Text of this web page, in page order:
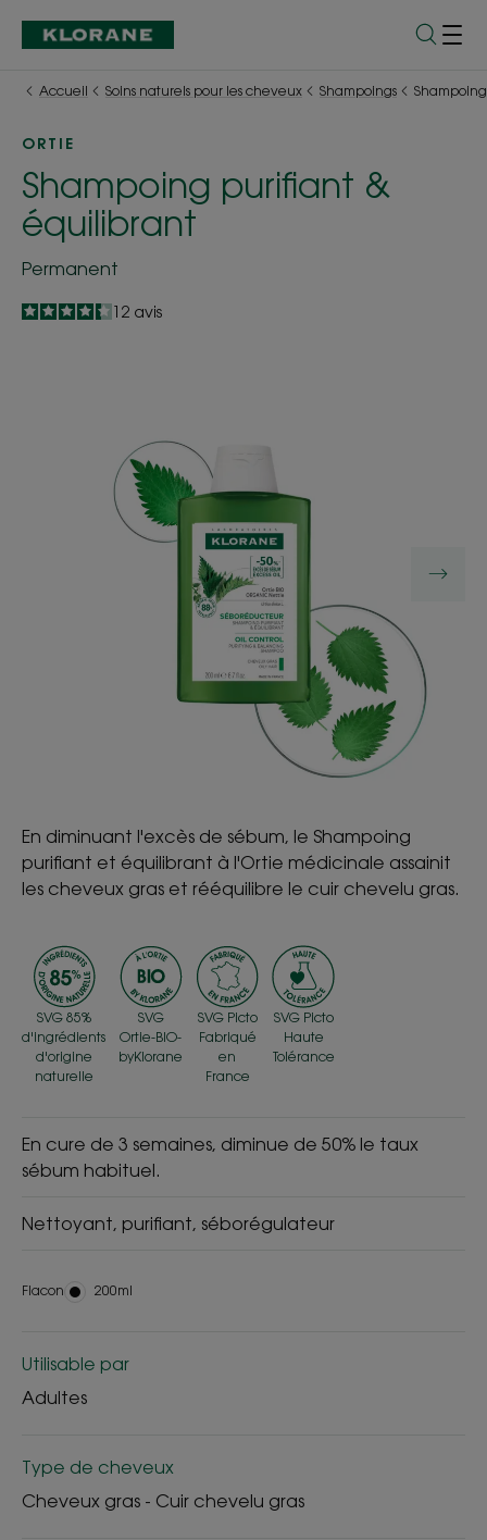
Accueil Soins naturels pour les cheveux Shampoings
ORTIE
Shampoing purifiant &
équilibrant
Permanent
4.3
/512 avis
En diminuant l'excès de sébum, le Shampoing
purifiant et équilibrant à l'Ortie médicinale assainit
les cheveux gras et rééquilibre le cuir chevelu gras.
SVG 85%
d'ingrédients
d'origine
naturelle
SVG
Ortie-BIO-
byKlorane
SVG Picto
Fabriqué
en
France
SVG Picto
Haute
Tolérance
En cure de 3 semaines, diminue de 50% le taux
sébum habituel.
Nettoyant, purifiant, séborégulateur
Flacon Flacon
200ml
Utilisable par
Adultes
Type de cheveux
Cheveux gras - Cuir chevelu gras